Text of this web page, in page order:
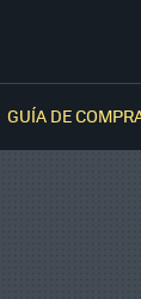
GUÍA DE